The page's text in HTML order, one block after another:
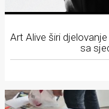
Art Alive širi
sa